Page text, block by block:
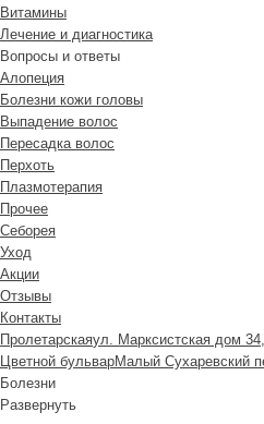
Витамины
Лечение и диагностика
Вопросы и ответы
Алопеция
Болезни кожи головы
Выпадение волос
Пересадка волос
Перхоть
Плазмотерапия
Прочее
Себорея
Уход
Акции
Отзывы
Контакты
Пролетарскаяул. Марксистская дом
Цветной бульварМалый Сухаревский
Болезни
Развернуть